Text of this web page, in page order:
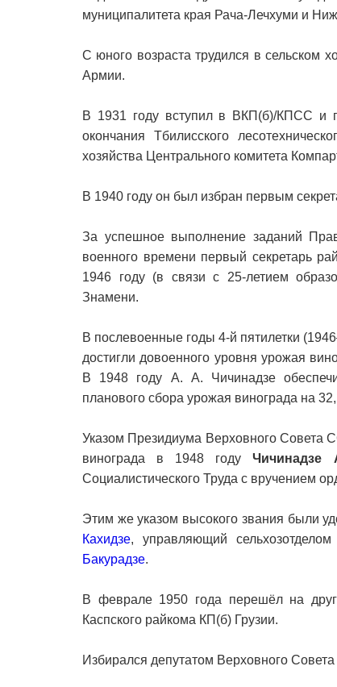
муниципалитета края Рача-Лечхуми и
С юного возраста трудился в сельском
Армии.
В 1931 году вступил в ВКП(б)/КПСС и
окончания Тбилисского
хозяйства Центрального комитета
В 1940 году он был избран первым
За успешное выполнение заданий
военного времени первый секретарь
1946 году (в связи с 25-летием
Знамени.
В послевоенные годы 4-й пятилетки
достигли довоенного уровня урожая
В 1948 году А. А. Чичинадзе
планового сбора урожая винограда на
Указом Президиума Верховного Совета
винограда в 1948 годуЧичинадзе
Социалистического Труда с вручением
Этим же указом высокого звания были
Кахидзе, управляющий сельхозотделом
Бакурадзе.
В феврале 1950 года перешёл на
Каспского райкома КП(б) Грузии.
Избирался депутатом Верховного